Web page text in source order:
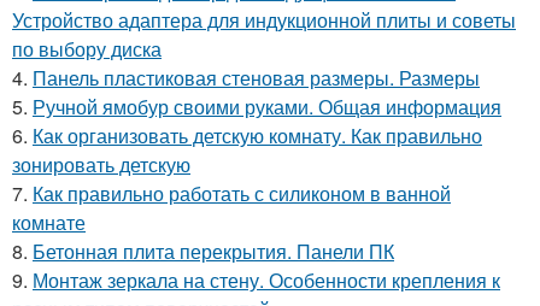
Устройство адаптера для индукционной плиты и советы
по выбору диска
4. Панель пластиковая стеновая размеры. Размеры
5. Ручной ямобур своими руками. Общая информация
6. Как организовать детскую комнату. Как правильно
зонировать детскую
7. Как правильно работать с силиконом в ванной
комнате
8. Бетонная плита перекрытия. Панели ПК
9. Монтаж зеркала на стену. Особенности крепления к